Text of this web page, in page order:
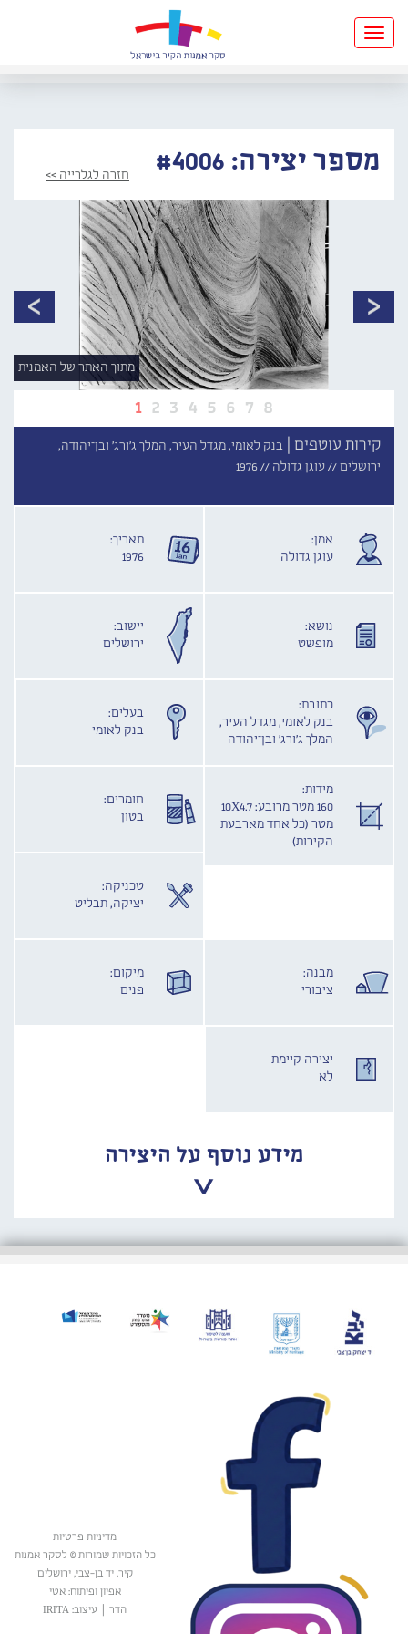
Toggle
navigation
מספר יצירה: #4006 חזרה לגלרייה >>
1 2 3 4 5 6 7 8
מתוך האתר של האמנית
קירות עוטפים | בנק לאומי, מגדל העיר, המלך ג'ורג' ובן־יהודה,
ירושלים //עוגן גדולה //1976
אמן:
עוגן גדולה
תאריך:
1976
נושא:
מופשט
יישוב:
ירושלים
כתובת:
בנק לאומי, מגדל העיר,
המלך ג'ורג' ובן־יהודה
בעלים:
בנק לאומי
מידות:
160 מטר מרובע: 10X4.7
מטר (כל אחד מארבעת
הקירות)
חומרים:
בטון
טכניקה:
יציקה, תבליט
מבנה:
ציבורי
מיקום:
פנים
יצירה קיימת
לא
מידע נוסף על היצירה
מדיניות פרטיות
כל הזכויות שמורות © לסקר אמנות
קיר, יד בן-צבי, ירושלים
אפיון ופיתוח: אטי
הדר
עיצוב: IRITA